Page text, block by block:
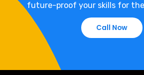
future-proof your skills for
Call Now